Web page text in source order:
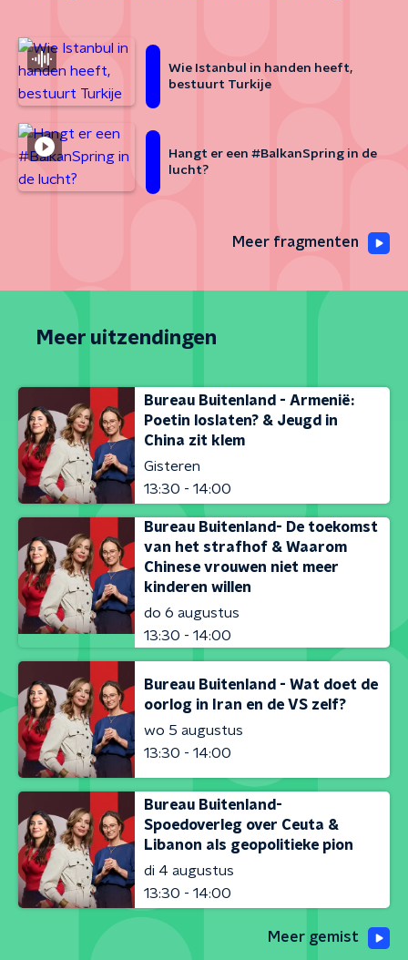
Wie Istanbul in handen heeft,
bestuurt Turkije
Hangt er een #BalkanSpring in de
lucht?
Meer fragmenten
Meer uitzendingen
Bureau Buitenland - Armenië:
Poetin loslaten? & Jeugd in
China zit klem
Gisteren
13:30 - 14:00
Bureau Buitenland- De toekomst
van het strafhof & Waarom
Chinese vrouwen niet meer
kinderen willen
do 6 augustus
13:30 - 14:00
Bureau Buitenland - Wat doet de
oorlog in Iran en de VS zelf?
wo 5 augustus
13:30 - 14:00
Bureau Buitenland-
Spoedoverleg over Ceuta &
Libanon als geopolitieke pion
di 4 augustus
13:30 - 14:00
Meer gemist